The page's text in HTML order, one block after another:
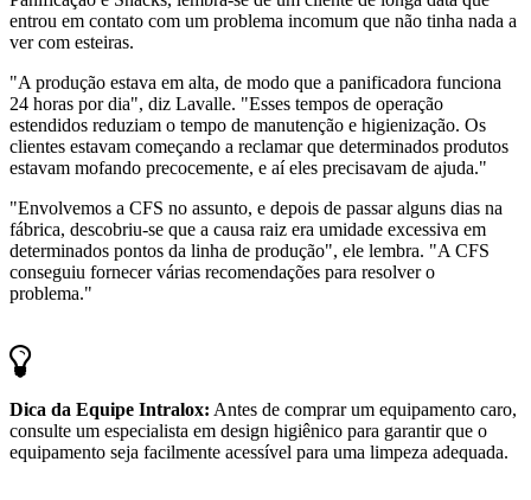
entrou em contato com um problema incomum que não tinha nada a
ver com esteiras.
"A produção estava em alta, de modo que a panificadora funciona
24 horas por dia", diz Lavalle. "Esses tempos de operação
estendidos reduziam o tempo de manutenção e higienização. Os
clientes estavam começando a reclamar que determinados produtos
estavam mofando precocemente, e aí eles precisavam de ajuda."
"Envolvemos a CFS no assunto, e depois de passar alguns dias na
fábrica, descobriu-se que a causa raiz era umidade excessiva em
determinados pontos da linha de produção", ele lembra. "A CFS
conseguiu fornecer várias recomendações para resolver o
problema."
Dica da Equipe Intralox: Antes de comprar um equipamento caro,
consulte um especialista em design higiênico para garantir que o
equipamento seja facilmente acessível para uma limpeza adequada.